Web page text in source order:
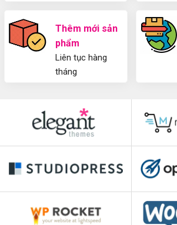
Thêm mới sản
phẩm
Liên tục hàng
tháng